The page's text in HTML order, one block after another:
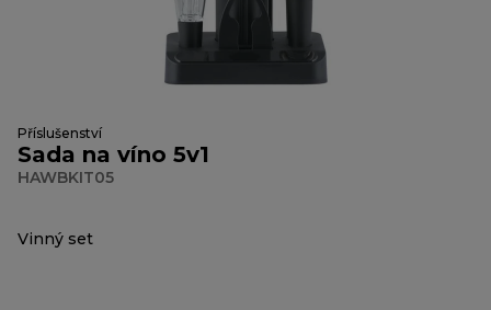
Příslušenství
Sada na víno 5v1
HAWBKIT05
Vinný set